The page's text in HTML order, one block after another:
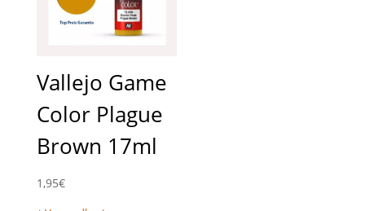
Vallejo Game
Color Plague
Brown 17ml
1,95€